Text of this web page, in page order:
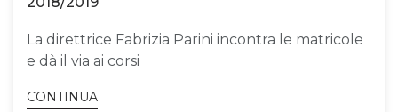
La direttrice Fabrizia Parini incontra le matricole
e dà il via ai corsi
CONTINUA